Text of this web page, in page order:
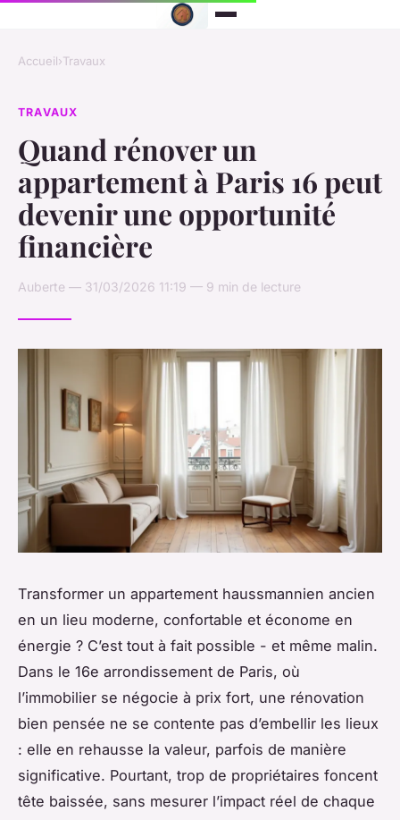
Accueil›Travaux
TRAVAUX
Quand rénover un
appartement à Paris 16 peut
devenir une opportunité
financière
Auberte — 31/03/2026 11:19 — 9 min de lecture
Transformer un appartement haussmannien ancien
en un lieu moderne, confortable et économe en
énergie ? C’est tout à fait possible - et même malin.
Dans le 16e arrondissement de Paris, où
l’immobilier se négocie à prix fort, une rénovation
bien pensée ne se contente pas d’embellir les lieux
: elle en rehausse la valeur, parfois de manière
significative. Pourtant, trop de propriétaires foncent
tête baissée, sans mesurer l’impact réel de chaque